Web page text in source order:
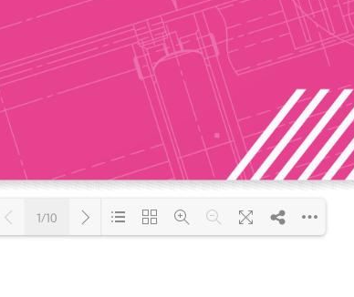
1/10